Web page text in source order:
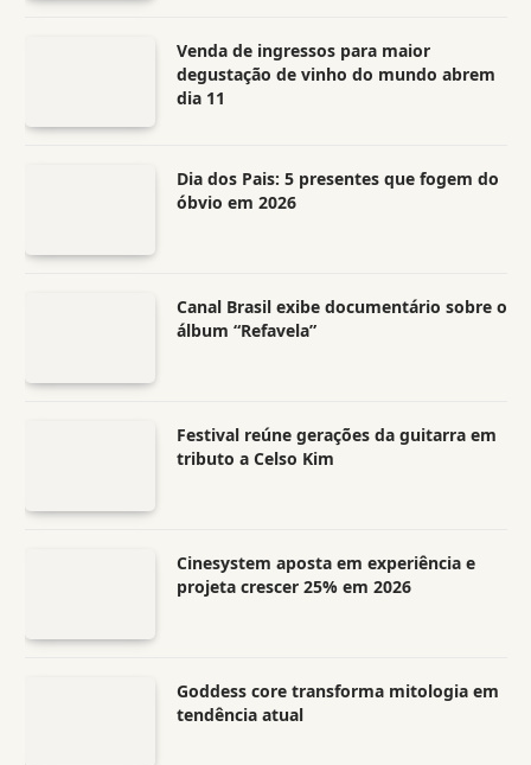
Venda de ingressos para maior
degustação de vinho do mundo abrem
dia 11
Dia dos Pais: 5 presentes que fogem do
óbvio em 2026
Canal Brasil exibe documentário sobre o
álbum “Refavela”
Festival reúne gerações da guitarra em
tributo a Celso Kim
Cinesystem aposta em experiência e
projeta crescer 25% em 2026
Goddess core transforma mitologia em
tendência atual